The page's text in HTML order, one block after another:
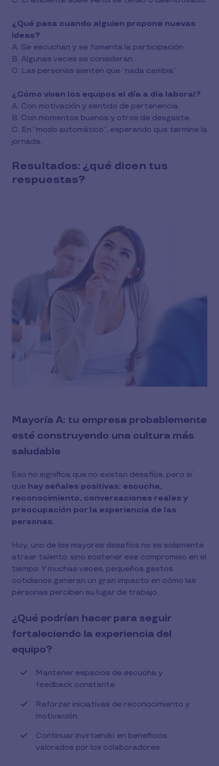
¿Qué pasa cuando alguien propone nuevas
ideas?
A. Se escuchan y se fomenta la participación.
B. Algunas veces se consideran.
C. Las personas sienten que “nada cambia”.
¿Cómo viven los equipos el día a día laboral?
A. Con motivación y sentido de pertenencia.
B. Con momentos buenos y otros de desgaste.
C. En “modo automático”, esperando que termine la
jornada.
Resultados: ¿qué dicen tus
respuestas?
Mayoría A: tu empresa probablemente
esté construyendo una cultura más
saludable
Eso no significa que no existan desafíos, pero sí
que hay señales positivas: escucha,
reconocimiento, conversaciones reales y
preocupación por la experiencia de las
personas.
Hoy, uno de los mayores desafíos no es solamente
atraer talento, sino sostener ese compromiso en el
tiempo. Y muchas veces, pequeños gestos
cotidianos generan un gran impacto en cómo las
personas perciben su lugar de trabajo.
¿Qué podrían hacer para seguir
fortaleciendo la experiencia del
equipo?
Mantener espacios de escucha y
feedback constante.
Reforzar iniciativas de reconocimiento y
motivación.
Continuar invirtiendo en beneficios
valorados por los colaboradores.